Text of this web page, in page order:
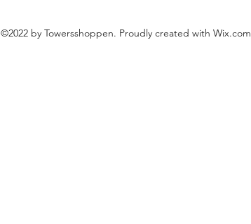
©2022 by Towersshoppen. Proudly created with Wix.com